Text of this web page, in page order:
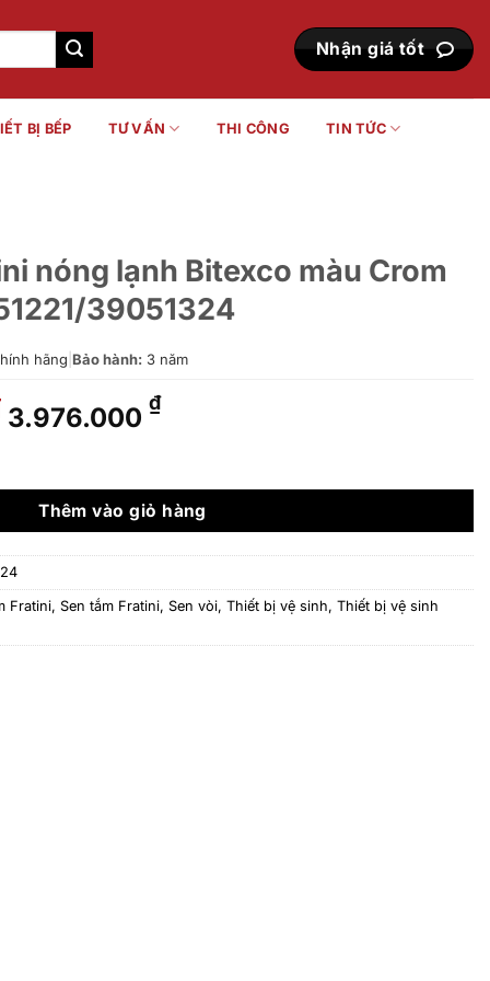
Nhận giá tốt
BỊ BẾP TƯ VẤN THI CÔNG TIN TỨC
nóng lạnh Bitexco màu Crom
39051324
hãng Bảo hành: 3 năm
Giá
gốc
6.628.000 ₫.
3.976.000 ₫Giá
là:
3.976.000 ₫.
màu Crom 39050134/39051221/39051324 số lượng
Thêm vào giỏ hàng
Fratini, Sen tắm Fratini, Sen vòi, Thiết bị vệ sinh, Thiết bị vệ sinh